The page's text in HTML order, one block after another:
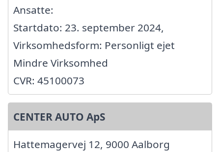
Ansatte:
Startdato: 23. september 2024,
Virksomhedsform: Personligt ejet
Mindre Virksomhed
CVR: 45100073
CENTER AUTO ApS
Hattemagervej 12, 9000 Aalborg